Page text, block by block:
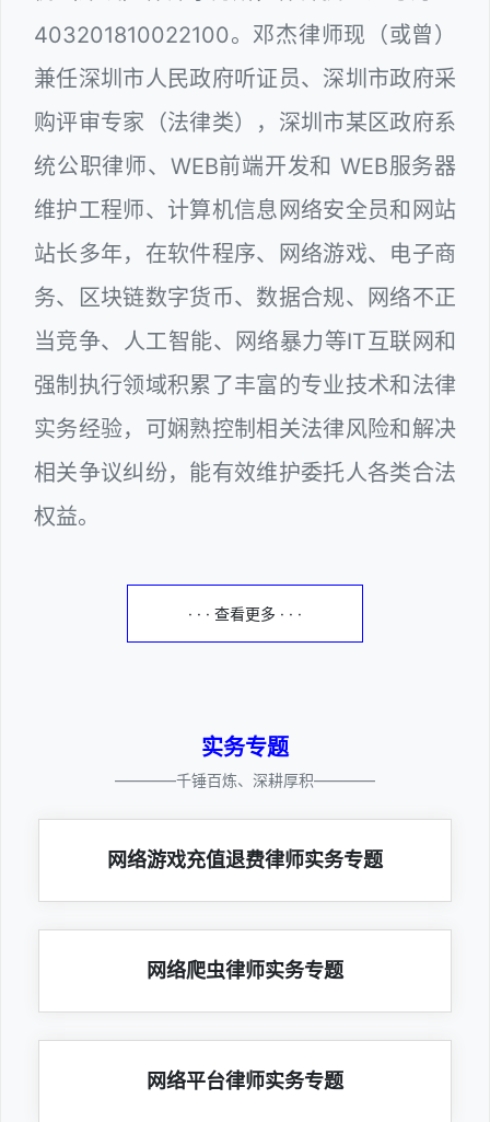
403201810022100。邓杰律师现（或曾）
兼任深圳市人民政府听证员、深圳市政府采
购评审专家（法律类），深圳市某区政府系
统公职律师、WEB前端开发和 WEB服务器
维护工程师、计算机信息网络安全员和网站
站长多年，在软件程序、网络游戏、电子商
务、区块链数字货币、数据合规、网络不正
当竞争、人工智能、网络暴力等IT互联网和
强制执行领域积累了丰富的专业技术和法律
实务经验，可娴熟控制相关法律风险和解决
相关争议纠纷，能有效维护委托人各类合法
权益。
· · · 查看更多 · · ·
实务专题
————千锤百炼、深耕厚积————
网络游戏充值退费律师实务专题
网络爬虫律师实务专题
网络平台律师实务专题